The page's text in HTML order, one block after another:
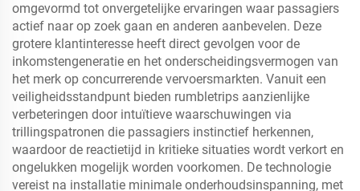
omgevormd tot onvergetelijke ervaringen waar passagiers
actief naar op zoek gaan en anderen aanbevelen. Deze
grotere klantinteresse heeft direct gevolgen voor de
inkomstengeneratie en het onderscheidingsvermogen van
het merk op concurrerende vervoersmarkten. Vanuit een
veiligheidsstandpunt bieden rumbletrips aanzienlijke
verbeteringen door intuïtieve waarschuwingen via
trillingspatronen die passagiers instinctief herkennen,
waardoor de reactietijd in kritieke situaties wordt verkort en
ongelukken mogelijk worden voorkomen. De technologie
vereist na installatie minimale onderhoudsinspanning, met